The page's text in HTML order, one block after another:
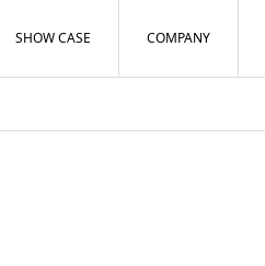
SHOW CASE COMPANY